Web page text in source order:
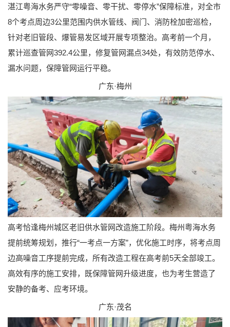
湛江粤海水务严守“零噪音、零干扰、零停水”保障标准，对全市
8个考点周边3公里范围内供水管线、阀门、消防栓加密巡检，
针对老旧管段、爆管易发区域开展专项整治。高考前一个月，
累计巡查管网392.4公里，修复管网漏点34处，有效防范停水、
漏水问题，保障管网运行平稳。
广东·梅州
高考恰逢梅州城区老旧供水管网改造施工阶段。梅州粤海水务
提前统筹规划，推行“一考点一方案”，优化施工时序，将考点周
边高噪音工序提前完成，所有改造工程在高考前5天全部竣工。
高效有序的施工安排，既保障管网升级进度，也为考生营造了
安静的备考、应考环境。
广东·茂名